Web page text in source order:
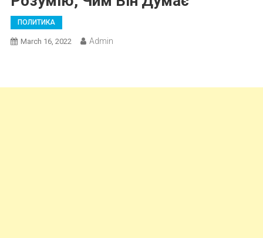
ПОЛИТИКА
March 16, 2022 Admin